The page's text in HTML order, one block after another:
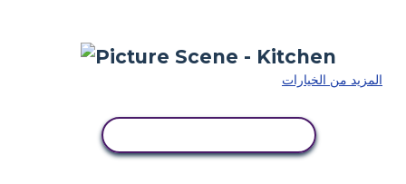
المزيد من الخيارات